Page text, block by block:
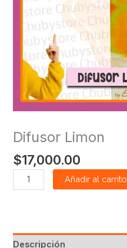
Difusor Limon
$17,000.00
Añadir al carrito
Descripción